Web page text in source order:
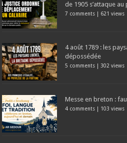
de 1905 s’attaque
7 comments | 621 views
4 août 1789 : les
dépossédée
5 comments | 302 views
Messe en breton :
4 comments | 103 views